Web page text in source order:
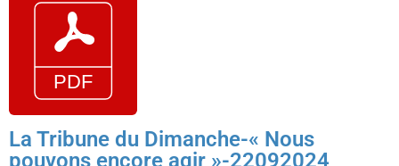
La Tribune du Dimanche-« Nous
pouvons encore agir »-22092024